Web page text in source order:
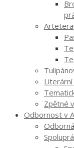
Zpětné
Odbornost v